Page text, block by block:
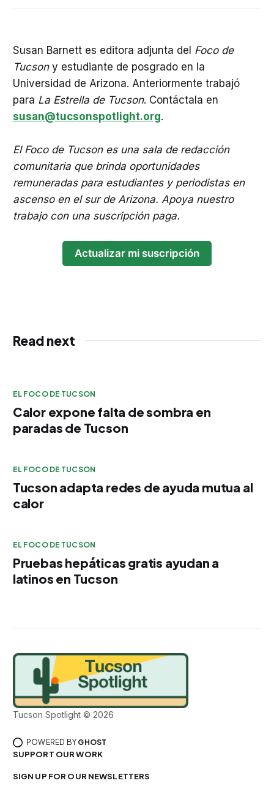
Susan Barnett es editora adjunta del Foco de
Tucsony estudiante de posgrado en la
Universidad de Arizona. Anteriormente trabajó
para La Estrella de Tucson. Contáctala en
susan@tucsonspotlight.org.
El Foco de Tucson es una sala de redacción
comunitaria que brinda oportunidades
remuneradas para estudiantes y periodistas en
ascenso en el sur de Arizona. Apoya nuestro
trabajo con una suscripción paga.
Actualizar mi suscripción
Read next
EL FOCO DE TUCSON
Calor expone falta de sombra en
paradas de Tucson
EL FOCO DE TUCSON
Tucson adapta redes de ayuda mutua al
calor
EL FOCO DE TUCSON
Pruebas hepáticas gratis ayudan a
latinos en Tucson
Tucson Spotlight © 2026
POWERED BY GHOST
SUPPORT OUR WORK
SIGN UP FOR OUR NEWSLETTERS